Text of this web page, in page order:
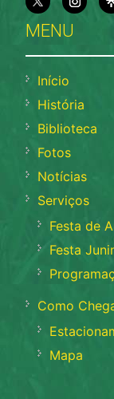
MENU
Início
História
Biblioteca
Fotos
Notícias
Serviços
Festa de
Festa
Como
Mapa